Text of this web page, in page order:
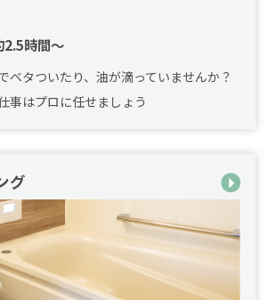
2.5時間～
ベタついたり、油が滴っていませんか？
事はプロに任せましょう
グ